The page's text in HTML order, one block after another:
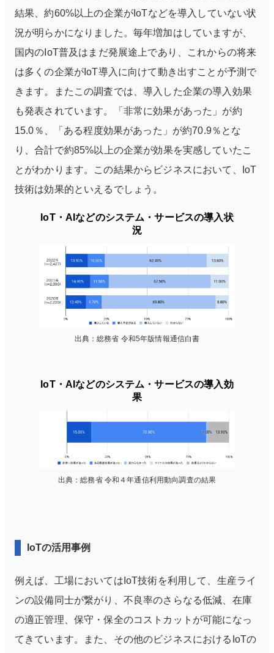
結果、約60%以上の企業がIoTなどを導入していない状
況が明らかになりました。毎年増加はしていますが、
国内のIoT普及はまだ発展途上であり、これからの将来
は多くの企業がIoT導入に向けて動き出すことが予測で
きます。またこの調査では、導入した企業の導入効果
も発表されています。「非常に効果があった」が約
15.0％、「ある程度効果があった」が約70.9％とな
り、合計で約85%以上の企業が効果を実感していたこ
とがわかります。この結果からビジネスにおいて、IoT
技術は効果的といえるでしょう。
IoT・AIなどのシステム・サービスの導入状
況
出典：総務省 令和5年版情報通信白書
IoT・AIなどのシステム・サービスの導入効
果
出典：総務省 令和４年通信利用動向調査の結果
IoTの活用事例
例えば、工場においてはIoT技術を利用して、生産ライ
ンの設備同士が繋がり、不良率のさらなる低減、在庫
の適正管理、保守・保全のコストカットが可能になっ
てきています。また、その他のビジネスにおけるIoTの